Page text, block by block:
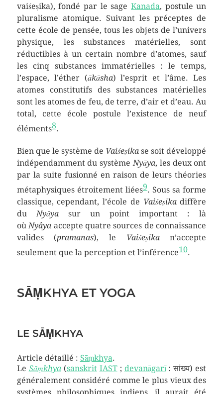
vaiśeṣika), fondé par le sageKanada, postule un
pluralisme atomique. Suivant les préceptes de
cette école de pensée, tous les objets de l’univers
physique, les substances matérielles, sont
réductibles à un certain nombre d’atomes, sauf
les cinq substances immatérielles : le temps,
l’espace, l’éther (ākāsha) l’esprit et l’âme. Les
atomes constitutifs des substances matérielles
sont les atomes de feu, de terre, d’air et d’eau. Au
total, cette école postule l’existence de neuf
éléments8.
Bien que le système de Vaiśeṣika se soit développé
indépendamment du système Nyāya, les deux ont
par la suite fusionné en raison de leurs théories
métaphysiques étroitement liées9. Sous sa forme
classique, cependant, l’école de Vaiśeṣikadiffère
duNyāyasur un point important : là
oùNyâya accepte quatre sources de connaissance
valides (pramanas), le Vaiśeṣikan’accepte
seulement que la perception et l’inférence10.
SĀṂKHYA ET YOGA
LE SĀṂKHYA
Article détaillé : Sāṃkhya.
Le Sāṃkhya(sanskrit IAST; devanāgarī: सांख्य) est
généralement considéré comme le plus vieux des